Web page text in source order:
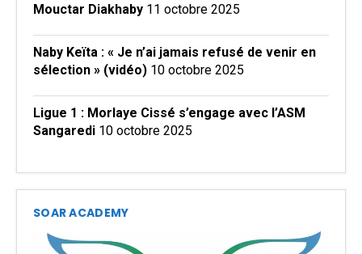
Mouctar Diakhaby 11 octobre 2025
Naby Keïta : « Je n’ai jamais refusé de venir en
sélection » (vidéo) 10 octobre 2025
Ligue 1 : Morlaye Cissé s’engage avec l’ASM
Sangaredi 10 octobre 2025
SOAR ACADEMY